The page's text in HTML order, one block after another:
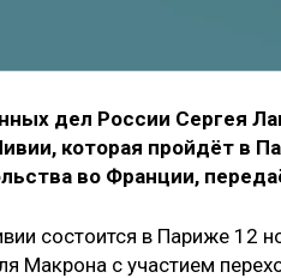
дел России Сергея
которая пройдёт в
во Франции,
состоится в Париже 12
Макрона с участием